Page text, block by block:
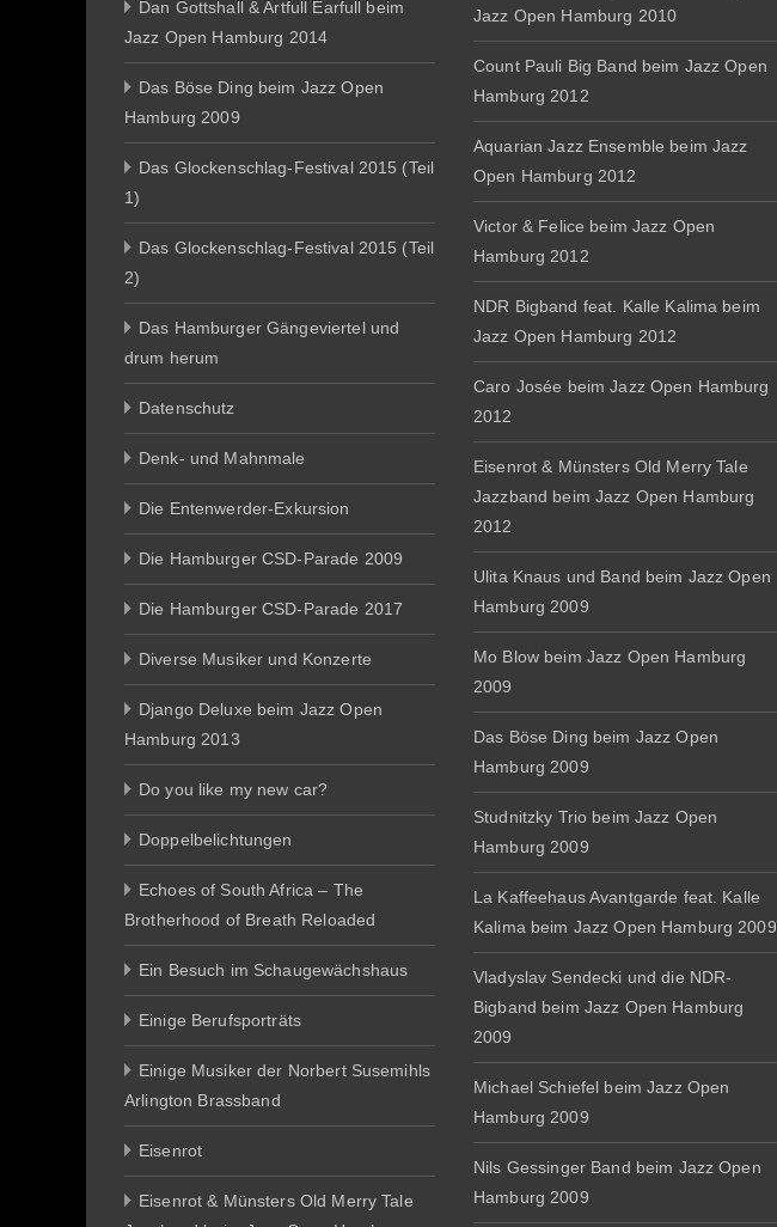
Dan Gottshall & Artfull Earfull beim
Jazz Open Hamburg 2014
Das Böse Ding beim Jazz Open
Hamburg 2009
Das Glockenschlag-Festival 2015 (Teil
1)
Das Glockenschlag-Festival 2015 (Teil
2)
Das Hamburger Gängeviertel und
drum herum
Datenschutz
Denk- und Mahnmale
Die Entenwerder-Exkursion
Die Hamburger CSD-Parade 2009
Die Hamburger CSD-Parade 2017
Diverse Musiker und Konzerte
Django Deluxe beim Jazz Open
Hamburg 2013
Do you like my new car?
Doppelbelichtungen
Echoes of South Africa – The
Brotherhood of Breath Reloaded
Ein Besuch im Schaugewächshaus
Einige Berufsporträts
Einige Musiker der Norbert Susemihls
Arlington Brassband
Eisenrot
Eisenrot & Münsters Old Merry Tale
Jazz Open Hamburg 2010
Count Pauli Big Band beim Jazz Open
Hamburg 2012
Aquarian Jazz Ensemble beim Jazz
Open Hamburg 2012
Victor & Felice beim Jazz Open
Hamburg 2012
NDR Bigband feat. Kalle Kalima beim
Jazz Open Hamburg 2012
Caro Josée beim Jazz Open Hamburg
2012
Eisenrot & Münsters Old Merry Tale
Jazzband beim Jazz Open Hamburg
2012
Ulita Knaus und Band beim Jazz Open
Hamburg 2009
Mo Blow beim Jazz Open Hamburg
2009
Das Böse Ding beim Jazz Open
Hamburg 2009
Studnitzky Trio beim Jazz Open
Hamburg 2009
La Kaffeehaus Avantgarde feat. Kalle
Kalima beim Jazz Open Hamburg 2009
Vladyslav Sendecki und die NDR-
Bigband beim Jazz Open Hamburg
2009
Michael Schiefel beim Jazz Open
Hamburg 2009
Nils Gessinger Band beim Jazz Open
Hamburg 2009